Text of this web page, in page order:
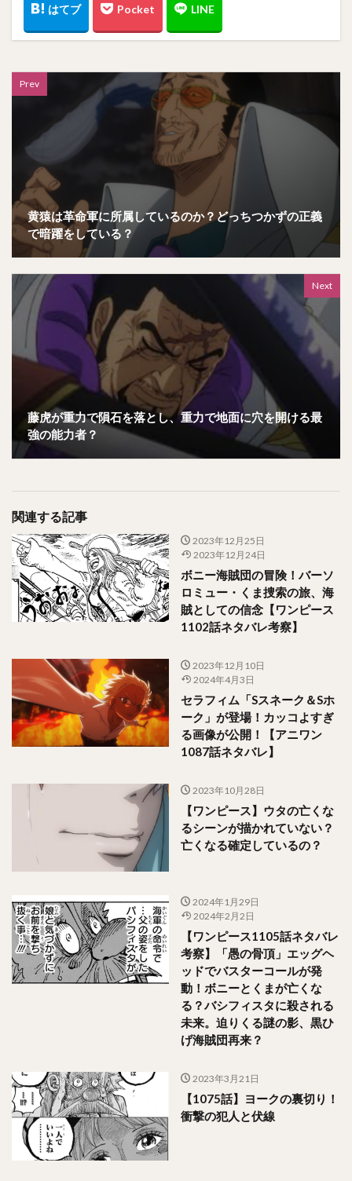
Prev
黄猿は革命軍に所属しているのか？どっちつかずの正義
で暗躍をしている？
Next
藤虎が重力で隕石を落とし、重力で地面に穴を開ける最
強の能力者？
関連する記事
2023年12月25日
2023年12月24日
ボニー海賊団の冒険！バーソ
ロミュー・くま捜索の旅、海
賊としての信念【ワンピース
1102話ネタバレ考察】
2023年12月10日
2024年4月3日
セラフィム「Sスネーク＆Sホ
ーク」が登場！カッコよすぎ
る画像が公開！【アニワン
1087話ネタバレ】
2023年10月28日
【ワンピース】ウタの亡くな
るシーンが描かれていない？
亡くなる確定しているの？
2024年1月29日
2024年2月2日
【ワンピース1105話ネタバレ
考察】「愚の骨頂」エッグヘ
ッドでバスターコールが発
動！ボニーとくまが亡くな
る？バシフィスタに殺される
未来。迫りくる謎の影、黒ひ
げ海賊団再来？
2023年3月21日
【1075話】ヨークの裏切り！
衝撃の犯人と伏線